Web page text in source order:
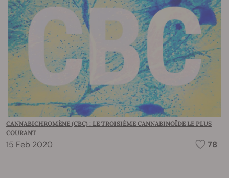
CANNABICHROMÈNE (CBC) : LE TROISIÈME CANNABINOÏDE LE PLUS
COURANT
15 Feb 2020 78